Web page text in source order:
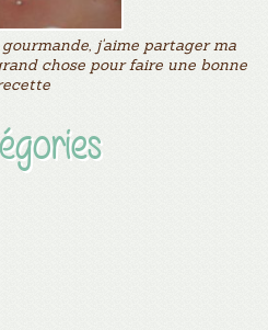
j'aime partager ma
chose pour faire une bonne